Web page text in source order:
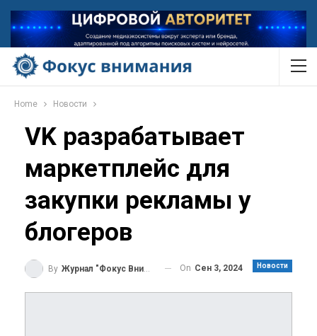
Home Новости
VK разрабатывает
маркетплейс для
закупки рекламы у
блогеров
Новости
By Журнал "Фокус Внимания" On Сен 3, 2024